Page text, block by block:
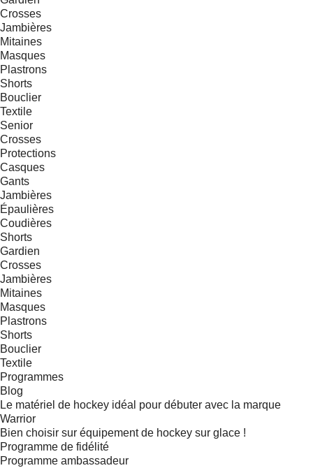
Crosses
Jambières
Mitaines
Masques
Plastrons
Shorts
Bouclier
Textile
Senior
Crosses
Protections
Casques
Gants
Jambières
Épaulières
Coudières
Shorts
Gardien
Crosses
Jambières
Mitaines
Masques
Plastrons
Shorts
Bouclier
Textile
Programmes
Blog
Le matériel de hockey idéal pour débuter avec la marque
Warrior
Bien choisir sur équipement de hockey sur glace !
Programme de fidélité
Programme ambassadeur